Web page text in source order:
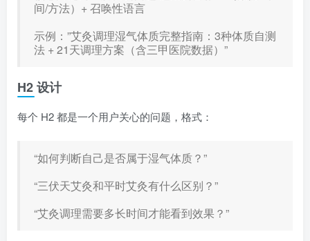
间/方法）+ 召唤性语言
示例：”艾灸调理湿气体质完整指南：3种体质自测
法 + 21天调理方案（含三甲医院数据）”
H2 设计
每个 H2 都是一个用户关心的问题，格式：
“如何判断自己是否属于湿气体质？”
“三伏天艾灸和平时艾灸有什么区别？”
“艾灸调理需要多长时间才能看到效果？”